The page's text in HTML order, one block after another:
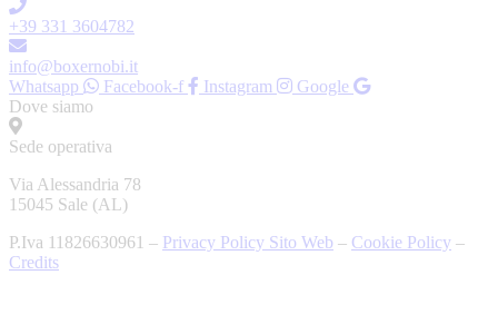
+39 331 3604782
info@boxernobi.it
Whatsapp
Facebook-f Instagram
Google
Dove siamo
Sede operativa
Via Alessandria 78
15045 Sale (AL)
P.Iva 11826630961 – Privacy Policy Sito Web – Cookie Policy –
Credits